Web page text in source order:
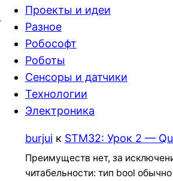
Проекты и идеи
Разное
Робософт
Роботы
Сенсоры и датчики
Технологии
Электроника
burjuiк STM32: Урок 2 —
Преимуществ нет, за
читабельности: тип bool